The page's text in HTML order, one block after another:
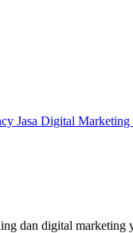
Jasa Digital Marketing
dan digital marketing